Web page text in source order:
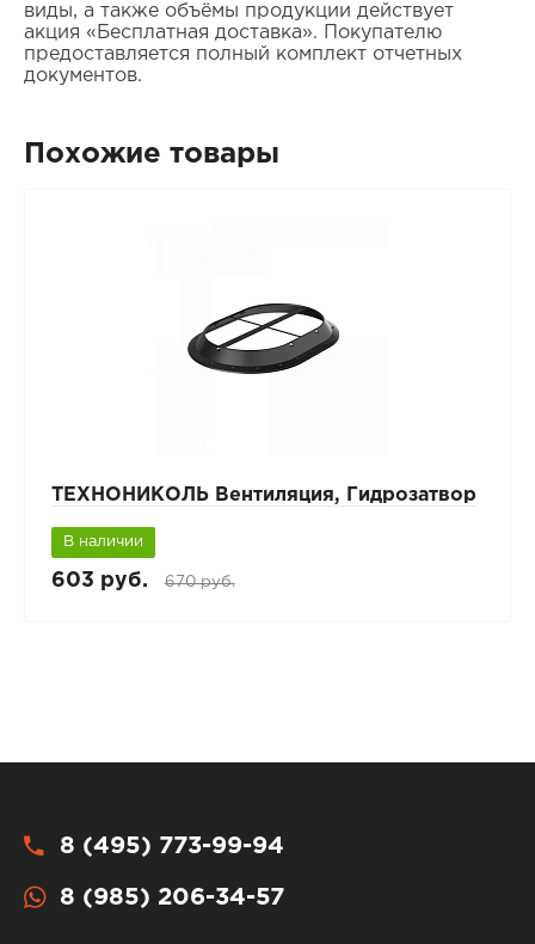
виды, а также объёмы продукции действует
акция «Бесплатная доставка». Покупателю
предоставляется полный комплект отчетных
документов.
Похожие товары
ТЕХНОНИКОЛЬ Вентиляция, Гидрозатвор
В наличии
603 руб. 670 руб.
8 (495) 773-99-94
8 (985) 206-34-57